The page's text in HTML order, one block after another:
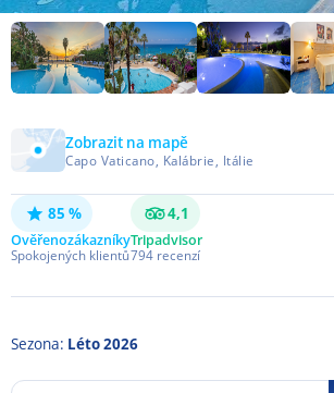
Zobrazit na mapě
Capo Vaticano, Kalábrie, Itálie
85 %
Ověřenozákazníky
Spokojených klientů
4,1
Tripadvisor
794 recenzí
Sezona: Léto 2026